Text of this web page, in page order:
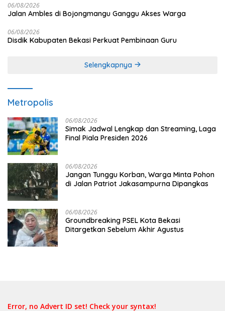
06/08/2026
Jalan Ambles di Bojongmangu Ganggu Akses Warga
06/08/2026
Disdik Kabupaten Bekasi Perkuat Pembinaan Guru
Selengkapnya
Metropolis
06/08/2026
Simak Jadwal Lengkap dan Streaming, Laga
Final Piala Presiden 2026
06/08/2026
Jangan Tunggu Korban, Warga Minta Pohon
di Jalan Patriot Jakasampurna Dipangkas
06/08/2026
Groundbreaking PSEL Kota Bekasi
Ditargetkan Sebelum Akhir Agustus
Error, no Advert ID set! Check your syntax!